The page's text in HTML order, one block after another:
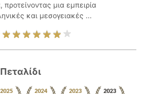
μια εμπειρία
και μεσογειακές ...